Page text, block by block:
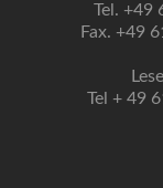
Tel. +49
Fax. +49
Tel + 49